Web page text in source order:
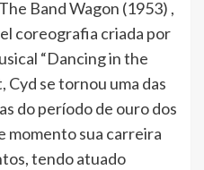
Band Wagon (1953) ,
coreografia criada por
“Dancing in the
Cyd se tornou uma das
do período de ouro dos
momento sua carreira
tendo atuado